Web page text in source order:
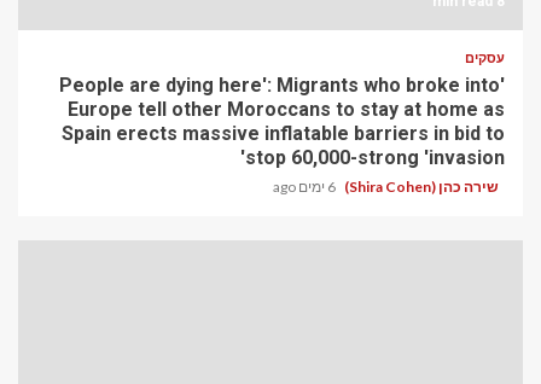
עסקים
'People are dying here': Migrants who broke into
Europe tell other Moroccans to stay at home as
Spain erects massive inflatable barriers in bid to
stop 60,000-strong 'invasion'
שירה כהן (Shira Cohen) 6 ימים ago